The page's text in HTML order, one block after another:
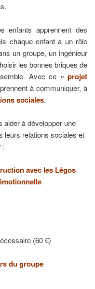
enfants apprennent des
chaque enfant a un rôle
un groupe, un ingénieur
les bonnes briques de
Avec ce « projet
à communiquer, à
sociales.
aider à développer une
leurs relations sociales et
:
avec les Légos
(60 €)
du groupe